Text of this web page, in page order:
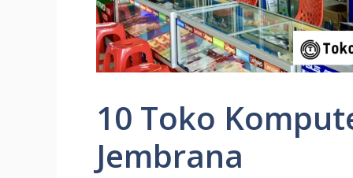
10 Toko
Jembrana